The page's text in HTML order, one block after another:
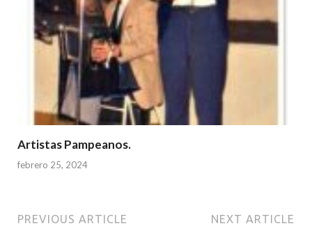
Artistas Pampeanos.
febrero 25, 2024
PREVIOUS ARTICLE NEXT ARTICLE